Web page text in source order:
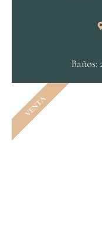
Baños:
VENTA